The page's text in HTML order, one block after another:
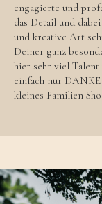
engagierte und
das Detail und
und kreative Art
Deiner ganz
hier sehr viel
einfach nur
kleines Familien